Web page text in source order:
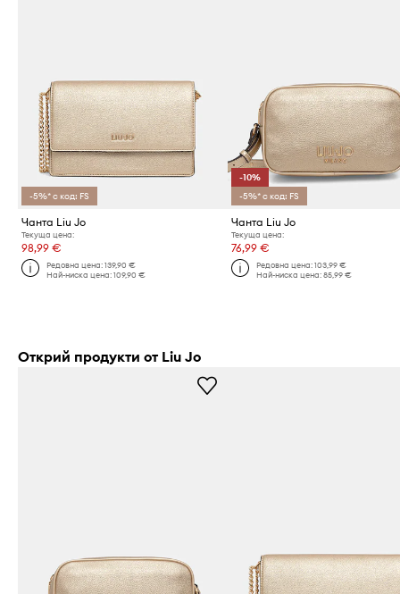
-5%* с код: FS
Чанта Liu Jo
Текуща цена:
98,99 €
Редовна цена:139,90 €
Най-ниска цена:109,90 €
-10%
-5%* с код: FS
Чанта Liu Jo
Текуща цена:
76,99 €
Редовна цена: 103,99 €
Най-ниска цена: 85,99 €
Открий продукти от Liu Jo